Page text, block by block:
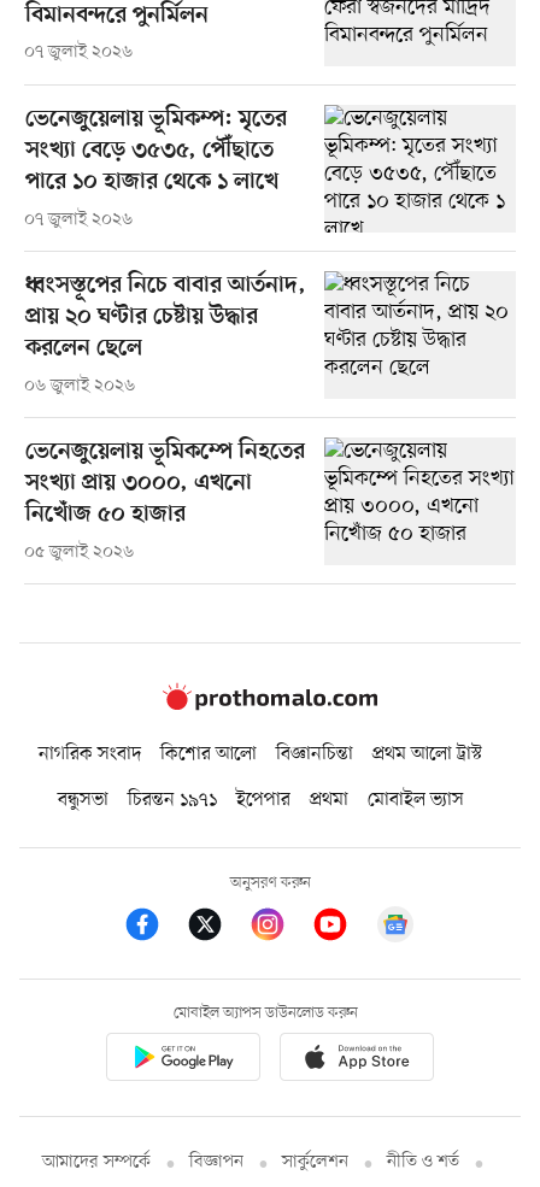
বিমানবন্দরে পুনর্মিলন
০৭ জুলাই ২০২৬
ভেনেজুয়েলায় ভূমিকম্প: মৃতের
সংখ্যা বেড়ে ৩৫৩৫, পৌঁছাতে
পারে ১০ হাজার থেকে ১ লাখে
০৭ জুলাই ২০২৬
ধ্বংসস্তূপের নিচে বাবার আর্তনাদ,
প্রায় ২০ ঘণ্টার চেষ্টায় উদ্ধার
করলেন ছেলে
০৬ জুলাই ২০২৬
ভেনেজুয়েলায় ভূমিকম্পে নিহতের
সংখ্যা প্রায় ৩০০০, এখনো
নিখোঁজ ৫০ হাজার
০৫ জুলাই ২০২৬
নাগরিক সংবাদ কিশোর আলো বিজ্ঞানচিন্তা
প্রথম আলো ট্রাস্ট
বন্ধুসভা
চিরন্তন ১৯৭১ ইপেপার প্রথমা মোবাইল ভ্যাস
অনুসরণ করুন
মোবাইল অ্যাপস ডাউনলোড করুন
আমাদের সম্পর্কে বিজ্ঞাপন সার্কুলেশন নীতি ও শর্ত